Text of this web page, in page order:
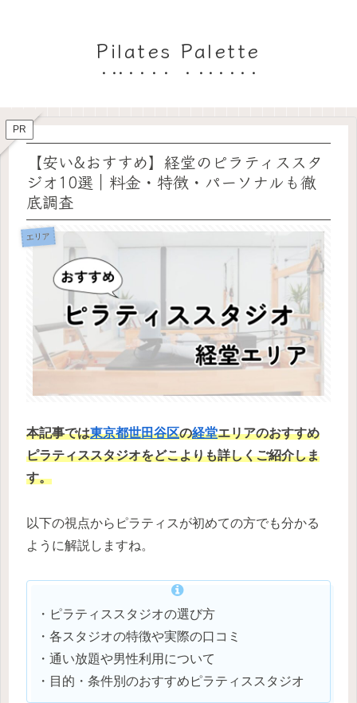
Pilates Palette
PR
【安い&おすすめ】経堂のピラティススタ
ジオ10選｜料金・特徴・パーソナルも徹
底調査
エリア
本記事では東京都世田谷区の経堂エリアのおすすめ
ピラティススタジオをどこよりも詳しくご紹介しま
す。
以下の視点からピラティスが初めての方でも分かる
ように解説しますね。
・ピラティススタジオの選び方
・各スタジオの特徴や実際の口コミ
・通い放題や男性利用について
・目的・条件別のおすすめピラティススタジオ